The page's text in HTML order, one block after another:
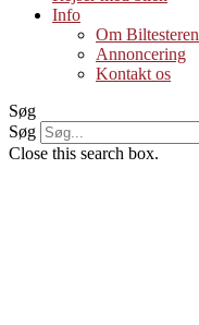
Info
Om Biltesteren
Annoncering
Kontakt os
Søg
Søg
Close this search box.